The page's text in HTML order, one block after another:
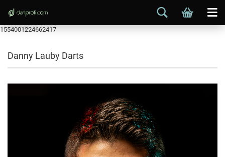
1554001224662417
Danny Lauby Darts